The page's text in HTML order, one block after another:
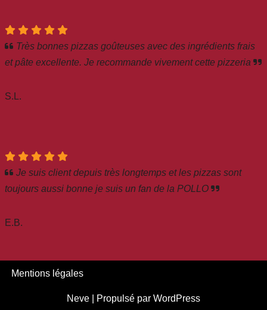
Très bonnes pizzas goûteuses avec des ingrédients frais
et pâte excellente. Je recommande vivement cette pizzeria
S.L.
Je suis client depuis très longtemps et les pizzas sont
toujours aussi bonne je suis un fan de la POLLO
E.B.
Mentions légales
Neve | Propulsé par WordPress